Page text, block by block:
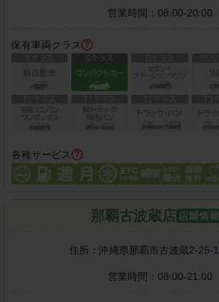
営業時間： 08:00-20:00
保有車両クラス
各種サービス
那覇古波蔵店
住所：沖縄県那覇市古波蔵2-25-1
営業時間： 08:00-21:00